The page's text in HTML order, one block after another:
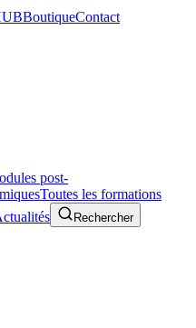
BoutiqueContact
post-
Toutes les formations
Rechercher